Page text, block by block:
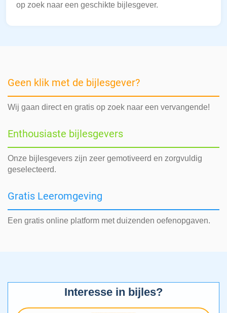
op zoek naar een geschikte bijlesgever.
Geen klik met de bijlesgever?
Wij gaan direct en gratis op zoek naar een vervangende!
Enthousiaste bijlesgevers
Onze bijlesgevers zijn zeer gemotiveerd en zorgvuldig
geselecteerd.
Gratis Leeromgeving
Een gratis online platform met duizenden oefenopgaven.
Interesse in bijles?